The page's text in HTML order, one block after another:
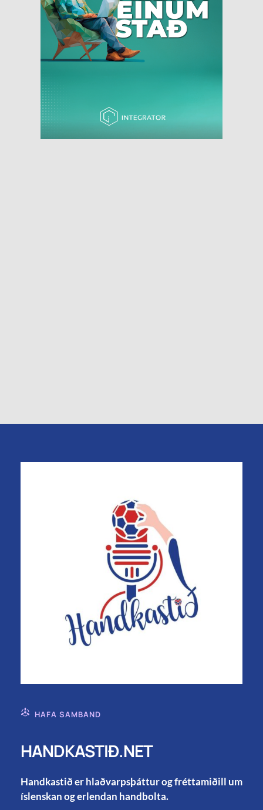
HAFA SAMBAND
HANDKASTIÐ.NET
Handkastið er hlaðvarpsþáttur og fréttamiðill um
íslenskan og erlendan handbolta.